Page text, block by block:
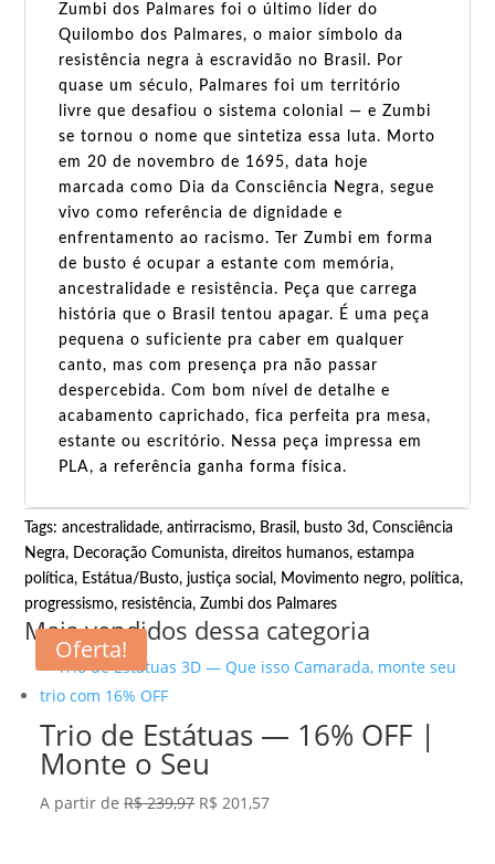
Zumbi dos Palmares foi o último líder do
Quilombo dos Palmares, o maior símbolo da
resistência negra à escravidão no Brasil. Por
quase um século, Palmares foi um território
livre que desafiou o sistema colonial — e Zumbi
se tornou o nome que sintetiza essa luta. Morto
em 20 de novembro de 1695, data hoje
marcada como Dia da Consciência Negra, segue
vivo como referência de dignidade e
enfrentamento ao racismo. Ter Zumbi em forma
de busto é ocupar a estante com memória,
ancestralidade e resistência. Peça que carrega
história que o Brasil tentou apagar. É uma peça
pequena o suficiente pra caber em qualquer
canto, mas com presença pra não passar
despercebida. Com bom nível de detalhe e
acabamento caprichado, fica perfeita pra mesa,
estante ou escritório. Nessa peça impressa em
PLA, a referência ganha forma física.
Tags:ancestralidade,antirracismo, Brasil, busto 3d,Consciência
Negra, Decoração Comunista,direitos humanos,estampa
política, Estátua/Busto,justiça social, Movimento negro, política,
progressismo, resistência,Zumbi dos Palmares
Mais vendidos dessa categoria
Oferta!
Trio de Estátuas — 16% OFF |
Monte o Seu
A partir deR$239,97 O
R$ 201,57O